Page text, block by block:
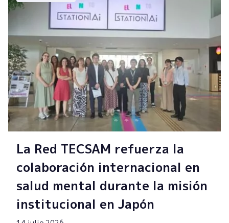
La Red TECSAM refuerza la
colaboración internacional en
salud mental durante la misión
institucional en Japón